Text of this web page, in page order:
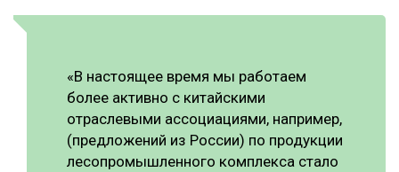
«В настоящее время мы работаем
более активно с китайскими
отраслевыми ассоциациями, например,
(предложений из России) по продукции
лесопромышленного комплекса стало